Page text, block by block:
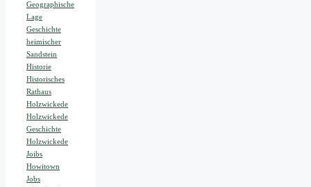
Geographische
Lage
Geschichte
heimischer
Sandstein
Historie
Historisches
Rathaus
Holzwickede
Holzwickede
Geschichte
Holzwickede
Joibs
Howitown
Jobs